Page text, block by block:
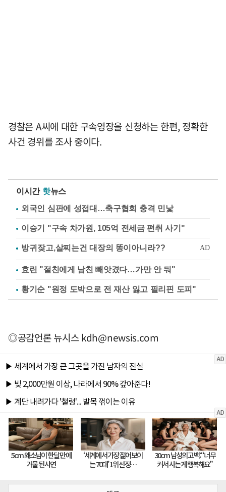
경찰은 A씨에 대한 구속영장을 신청하는 한편, 정확한
사건 경위를 조사 중이다.
이시간 핫뉴스
외국인 심판에 성접대…축구협회 충격 민낯
이승기 "구속 차가원, 105억 전세금 편취 사기"
효린 "절친에게 남친 빼앗겼다…가만 안 둬"
황기순 "원정 도박으로 전 재산 잃고 필리핀 도피"
◎공감언론 뉴시스kdh@newsis.com